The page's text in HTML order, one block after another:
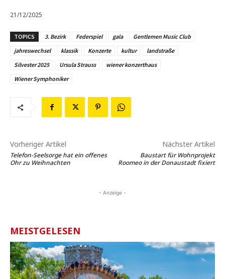
21/12/2025
TOPICS 3. Bezirk Federspiel gala
Gentlemen Music Club
jahreswechsel
klassik Konzerte kultur
landstraße
Silvester 2025
Ursula Strauss
wiener konzerthaus
Wiener Symphoniker
Vorheriger Artikel
Telefon-Seelsorge hat ein offenes
Ohr zu Weihnachten
Nächster Artikel
Baustart für Wohnprojekt
Roomeo in der Donaustadt fixiert
- Anzeige -
MEISTGELESEN